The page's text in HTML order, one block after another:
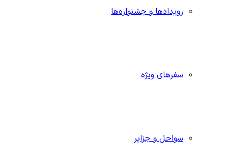
رویدادها و جشنواره‌ها
سفرهای ویژه
سواحل و جزایر